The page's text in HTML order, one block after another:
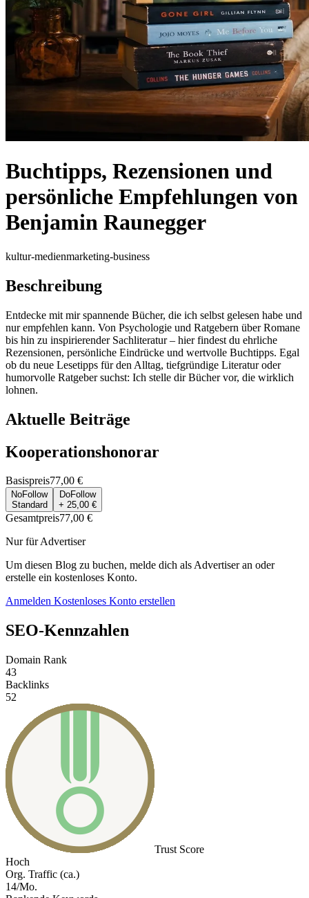
Buchtipps, Rezensionen und
persönliche Empfehlungen von
Benjamin Raunegger
kultur-medienmarketing-business
Beschreibung
Entdecke mit mir spannende Bücher, die ich selbst gelesen habe und
nur empfehlen kann. Von Psychologie und Ratgebern über Romane
bis hin zu inspirierender Sachliteratur – hier findest du ehrliche
Rezensionen, persönliche Eindrücke und wertvolle Buchtipps. Egal
ob du neue Lesetipps für den Alltag, tiefgründige Literatur oder
humorvolle Ratgeber suchst: Ich stelle dir Bücher vor, die wirklich
lohnen.
Aktuelle Beiträge
Kooperationshonorar
Basispreis77,00 €
NoFollow
Standard
DoFollow
+ 25,00 €
Gesamtpreis77,00 €
Nur für Advertiser
Um diesen Blog zu buchen, melde dich als Advertiser an oder
erstelle ein kostenloses Konto.
Anmelden Kostenloses Konto erstellen
SEO-Kennzahlen
Domain Rank
43
Backlinks
52
Trust Score
Hoch
Org. Traffic (ca.)
14/Mo.